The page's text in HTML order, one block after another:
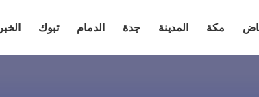
مكة المدينة جدة الدمام تبوك الخبر